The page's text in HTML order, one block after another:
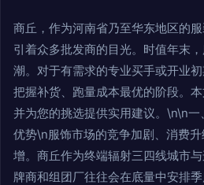
商丘，作为河南省乃至华东地区的
引着众多批发商的目光。时值年末
潮。对于有需求的专业买手或开业
把握补货、跑量成本最优的阶段。
并为您的挑选提供实用建议。\n\n
优势\n服饰市场的竞争加剧、消费
增。商丘作为终端辐射三四线城市
牌商和组团厂往往会在底量中安排季